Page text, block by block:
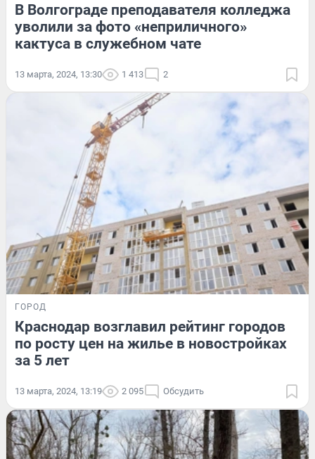
В Волгограде преподавателя колледжа
уволили за фото «неприличного»
кактуса в служебном чате
13 марта, 2024, 13:30 1 413 2
ГОРОД
Краснодар возглавил рейтинг городов
по росту цен на жилье в новостройках
за 5 лет
13 марта, 2024, 13:19 2 095 Обсудить